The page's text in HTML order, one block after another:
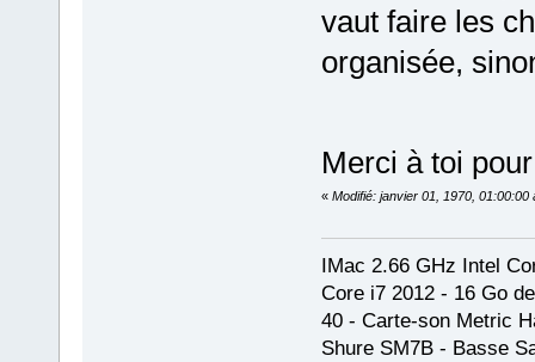
vaut faire les
organisée,
Merci à toi
« Modifié: janvier 01, 1970, 01:00:00
IMac 2.66 GHz Intel
Core i7 2012 - 16 Go
40 - Carte-son Metric
Shure SM7B - Basse